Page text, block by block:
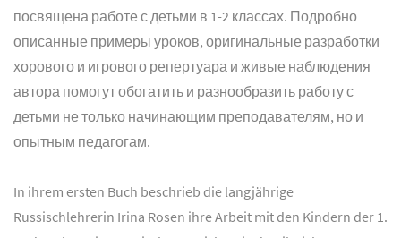
посвящена работе с детьми в 1-2 классах. Подробно
описанные примеры уроков, оригинальные разработки
хорового и игрового репертуара и живые наблюдения
автора помогут обогатить и разнообразить работу с
детьми не только начинающим преподавателям, но и
опытным педагогам.
In ihrem ersten Buch beschrieb die langjährige
Russischlehrerin Irina Rosen ihre Arbeit mit den Kindern der 1.